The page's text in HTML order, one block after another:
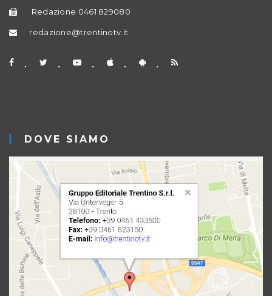
Redazione 0461 829080
redazione@trentinotv.it
DOVE SIAMO